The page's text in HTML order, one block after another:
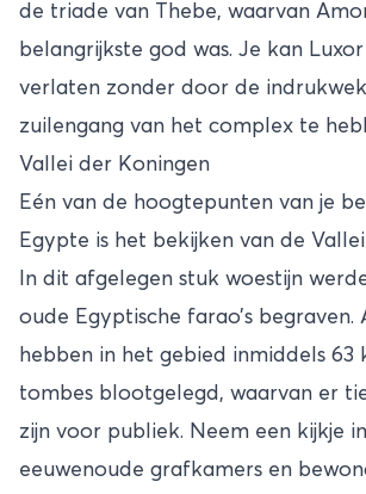
de triade van Thebe, waarvan
belangrijkste god was. Je kan
verlaten zonder door de
zuilengang van het complex te
Vallei der Koningen
Eén van de hoogtepunten van je
Egypte is het bekijken van de
In dit afgelegen stuk woestijn
oude Egyptische farao’s begraven.
hebben in het gebied inmiddels 63
tombes blootgelegd, waarvan er
zijn voor publiek. Neem een kijkje
eeuwenoude grafkamers en